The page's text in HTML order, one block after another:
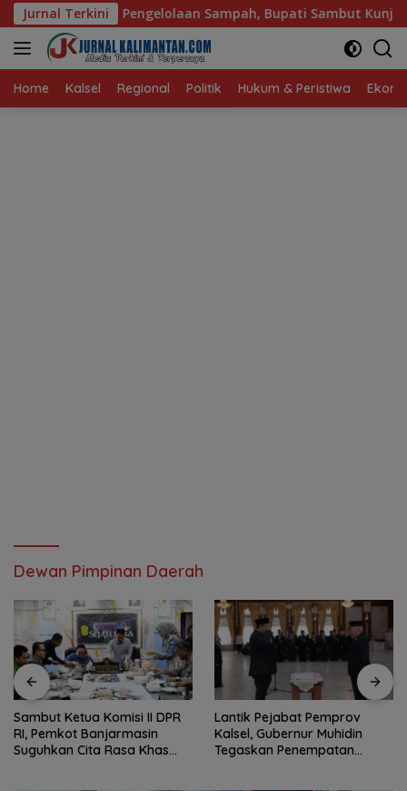
Langsung
ke
konten
Jurnal Terkini
Sampah, Bupati Sambut Kunjungan Istri Menteri LH
Home Kalsel Regional Politik Hukum & Peristiwa
Dewan Pimpinan Daerah
Sambut Ketua Komisi II DPR
RI, Pemkot Banjarmasin
Suguhkan Cita Rasa Khas
Lantik Pejabat Pemprov
Kalsel, Gubernur Muhidin
Tegaskan Penempatan